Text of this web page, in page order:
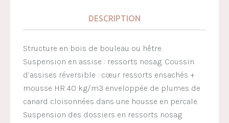
DESCRIPTION
Structure en bois de bouleau ou hêtre.
Suspension en assise : ressorts nosag. Coussin
d’assises réversible : cœur ressorts ensachés +
mousse HR 40 kg/m3 enveloppée de plumes de
canard cloisonnées dans une housse en percale.
Suspension des dossiers en ressorts nosag